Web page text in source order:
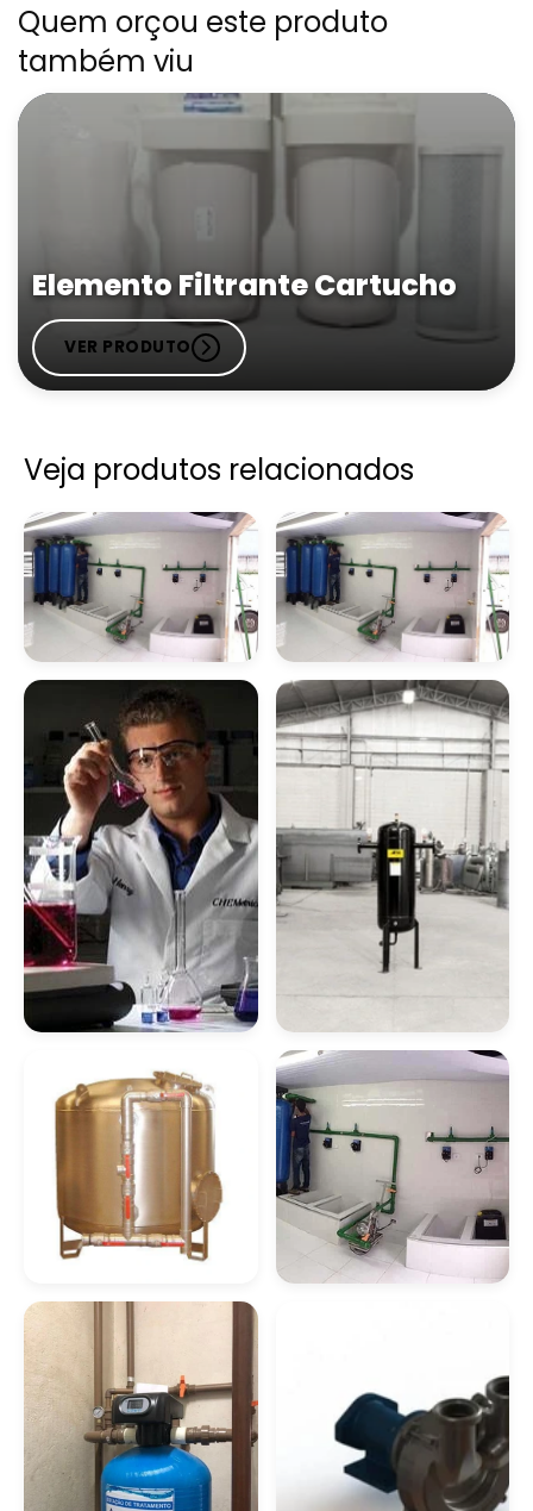
Quem orçou este produto
também viu
Elemento Filtrante Cartucho
VER PRODUTO
Veja produtos relacionados
Filtro Removedor De
Ferro E Manganês
Removedor De
Ferrugem Para Ferro
Água
Filtro Para
Desferrização
Filtro Para Remover